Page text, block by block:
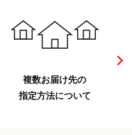
複数お届け先の
指定方法について